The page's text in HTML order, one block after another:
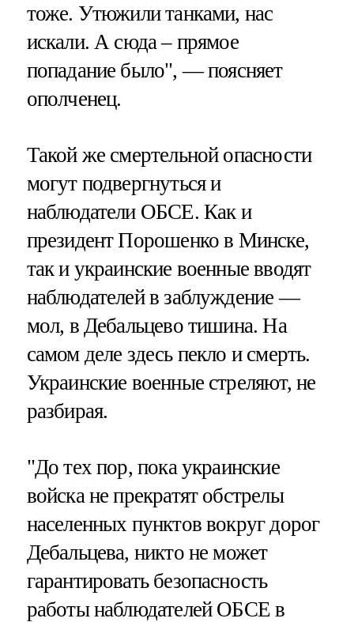
тоже. Утюжили танками, нас
искали. А сюда – прямое
попадание было", — поясняет
ополченец.
Такой же смертельной опасности
могут подвергнуться и
наблюдатели ОБСЕ. Как и
президент Порошенко в Минске,
так и украинские военные вводят
наблюдателей в заблуждение —
мол, в Дебальцево тишина. На
самом деле здесь пекло и смерть.
Украинские военные стреляют, не
разбирая.
"До тех пор, пока украинские
войска не прекратят обстрелы
населенных пунктов вокруг дорог
Дебальцева, никто не может
гарантировать безопасность
работы наблюдателей ОБСЕ в